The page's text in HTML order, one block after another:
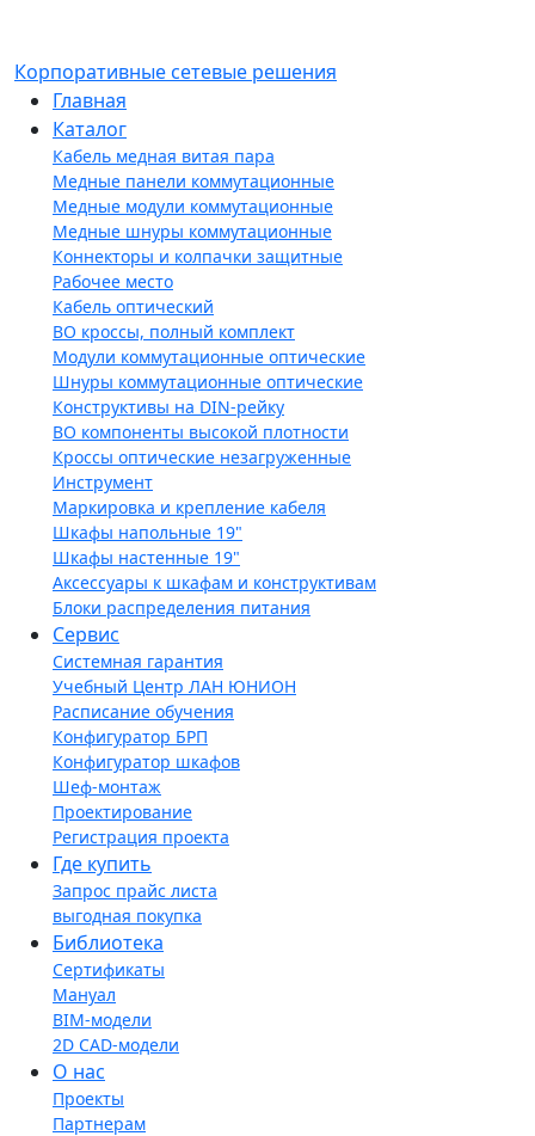
Корпоративные сетевые решения
Главная
Каталог
Кабель медная витая пара
Медные панели коммутационные
Медные модули коммутационные
Медные шнуры коммутационные
Коннекторы и колпачки защитные
Рабочее место
Кабель оптический
ВО кроссы, полный комплект
Модули коммутационные оптические
Шнуры коммутационные оптические
Конструктивы на DIN-рейку
ВО компоненты высокой плотности
Кроссы оптические незагруженные
Инструмент
Маркировка и крепление кабеля
Шкафы напольные 19"
Шкафы настенные 19"
Аксессуары к шкафам и конструктивам
Блоки распределения питания
Сервис
Системная гарантия
Учебный Центр ЛАН ЮНИОН
Расписание обучения
Конфигуратор БРП
Конфигуратор шкафов
Шеф-монтаж
Проектирование
Регистрация проекта
Где купить
Запрос прайс листа
выгодная покупка
Библиотека
Сертификаты
Мануал
BIM-модели
2D CAD-модели
О нас
Проекты
Партнерам